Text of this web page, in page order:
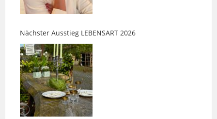
Nächster Ausstieg LEBENSART 2026
Nächster Ausstieg LEBENSART im Möbel-Bahnhof –